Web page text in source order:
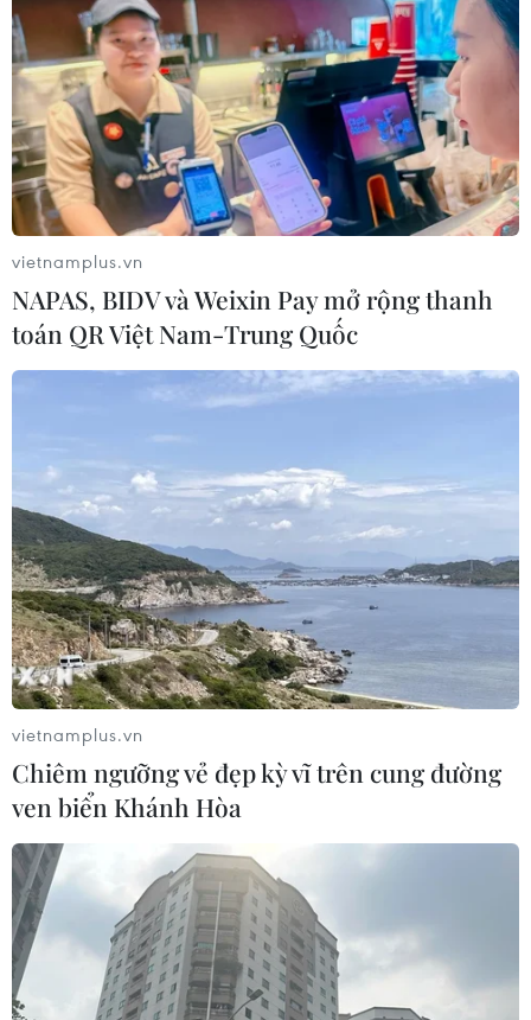
vietnamplus.vn
NAPAS, BIDV và Weixin Pay mở rộng thanh
toán QR Việt Nam-Trung Quốc
vietnamplus.vn
Chiêm ngưỡng vẻ đẹp kỳ vĩ trên cung đường
ven biển Khánh Hòa